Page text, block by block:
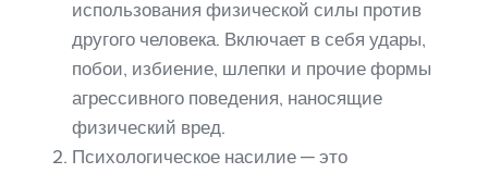
использования физической силы против
другого человека. Включает в себя удары,
побои, избиение, шлепки и прочие формы
агрессивного поведения, наносящие
физический вред.
Психологическое насилие — это